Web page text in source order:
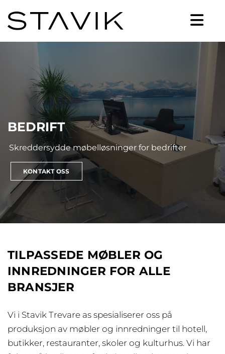
BEDRIFT
Skreddersydde møbelløsninger for bedrifter
KONTAKT OSS
TILPASSEDE MØBLER OG
INNREDNINGER FOR ALLE
BRANSJER
Vi i Stavik Trevare as spesialiserer oss på
produksjon av møbler og innredninger til hotell,
butikker, restauranter, skoler og kulturhus. Vi har